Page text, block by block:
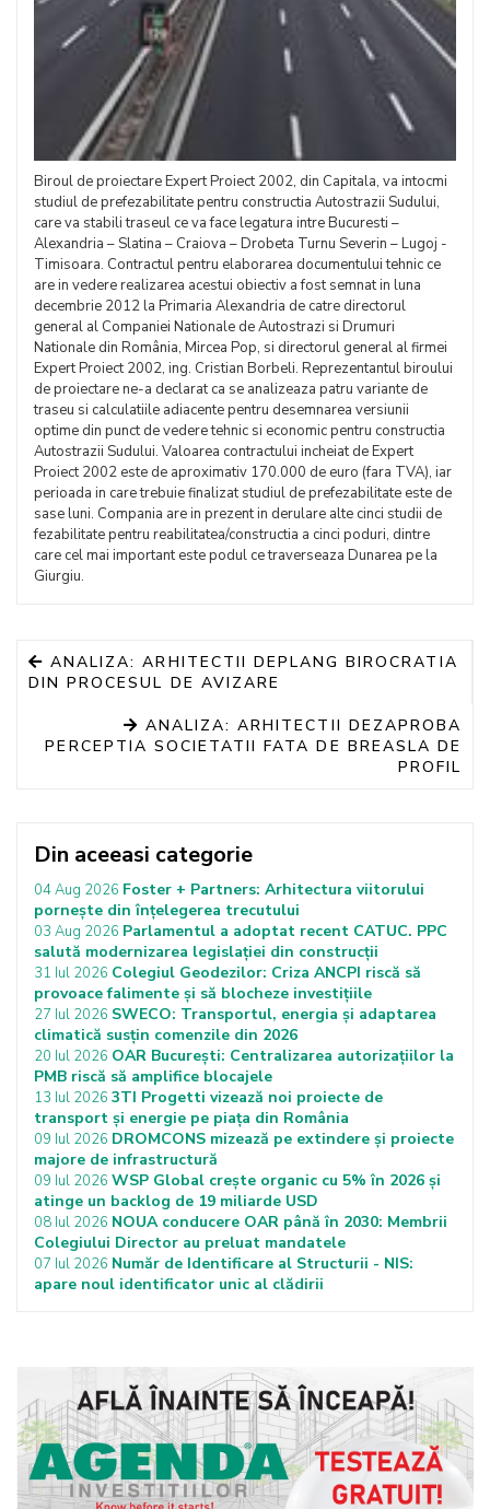
Biroul de proiectare Expert Proiect 2002, din Capitala, va intocmi
studiul de prefezabilitate pentru constructia Autostrazii Sudului,
care va stabili traseul ce va face legatura intre Bucuresti –
Alexandria – Slatina – Craiova – Drobeta Turnu Severin – Lugoj -
Timisoara. Contractul pentru elaborarea documentului tehnic ce
are in vedere realizarea acestui obiectiv a fost semnat in luna
decembrie 2012 la Primaria Alexandria de catre directorul
general al Companiei Nationale de Autostrazi si Drumuri
Nationale din România, Mircea Pop, si directorul general al firmei
Expert Proiect 2002, ing. Cristian Borbeli. Reprezentantul biroului
de proiectare ne-a declarat ca se analizeaza patru variante de
traseu si calculatiile adiacente pentru desemnarea versiunii
optime din punct de vedere tehnic si economic pentru constructia
Autostrazii Sudului. Valoarea contractului incheiat de Expert
Proiect 2002 este de aproximativ 170.000 de euro (fara TVA), iar
perioada in care trebuie finalizat studiul de prefezabilitate este de
sase luni. Compania are in prezent in derulare alte cinci studii de
fezabilitate pentru reabilitatea/constructia a cinci poduri, dintre
care cel mai important este podul ce traverseaza Dunarea pe la
Giurgiu.
ANALIZA: ARHITECTII DEPLANG BIROCRATIA
DIN PROCESUL DE AVIZARE
ANALIZA: ARHITECTII DEZAPROBA
PERCEPTIA SOCIETATII FATA DE BREASLA DE
PROFIL
Din aceeasi categorie
04 Aug 2026 Foster + Partners: Arhitectura viitorului
pornește din înțelegerea trecutului
03 Aug 2026 Parlamentul a adoptat recent CATUC. PPC
salută modernizarea legislației din construcții
31 Iul 2026 Colegiul Geodezilor: Criza ANCPI riscă să
provoace falimente și să blocheze investițiile
27 Iul 2026 SWECO: Transportul, energia și adaptarea
climatică susțin comenzile din 2026
20 Iul 2026 OAR București: Centralizarea autorizațiilor la
PMB riscă să amplifice blocajele
13 Iul 2026 3TI Progetti vizează noi proiecte de
transport și energie pe piața din România
09 Iul 2026 DROMCONS mizează pe extindere și proiecte
majore de infrastructură
09 Iul 2026 WSP Global crește organic cu 5% în 2026 și
atinge un backlog de 19 miliarde USD
08 Iul 2026 NOUA conducere OAR până în 2030: Membrii
Colegiului Director au preluat mandatele
07 Iul 2026 Număr de Identificare al Structurii - NIS:
apare noul identificator unic al clădirii